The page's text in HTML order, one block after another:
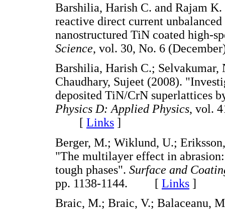
Barshilia, Harish C. and Rajam
reactive direct current
nanostructured TiN coated high-
Science, vol. 30, No. 6
Barshilia, Harish C.; Selvakumar,
Chaudhary, Sujeet (2008).
deposited TiN/CrN superlattices
Physics D: Applied Physics, vol.
[ Links ]
Berger, M.; Wiklund, U.;
"The multilayer effect in
tough phases". Surface and
pp. 1138-1144. [ Links ]
Braic, M.; Braic, V.; Balaceanu,